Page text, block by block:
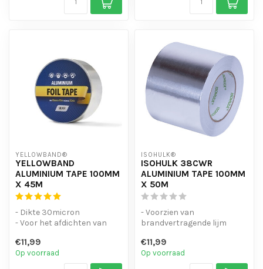
YELLOWBAND®
YELLOWBAND
ALUMINIUM TAPE 100MM
X 45M
- Dikte 30micron
- Voor het afdichten van
tegelijker...
€11,99
Op voorraad
ISOHULK®
ISOHULK 38CWR
ALUMINIUM TAPE 100MM
X 50M
- Voorzien van
brandvertragende lijm
Stuurwielcertificaat
- Pro...
€11,99
Op voorraad